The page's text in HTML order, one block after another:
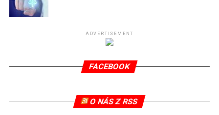
Připomeňme, že ukončení těžby hnědého uhlí pro
(SDEU) v souvislosti se stížnostmi českých samospráv
verdiktem španělské soudkyně Rosario Silva de Lapureta
tomuto rozhodnutí nevyhověla, proto na žádost
ADVERTISEMENT
FACEBOOK
O NÁS Z RSS